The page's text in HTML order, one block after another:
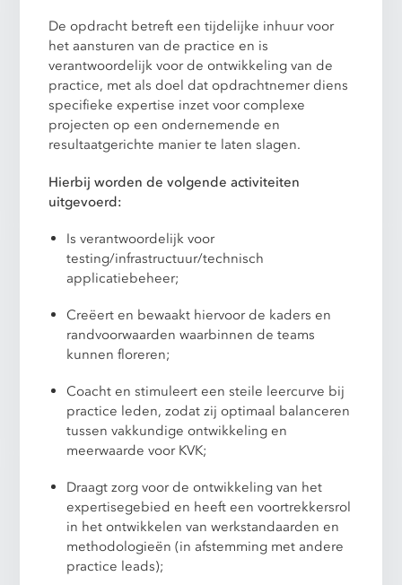
De opdracht betreft een tijdelijke inhuur voor
het aansturen van de practice en is
verantwoordelijk voor de ontwikkeling van de
practice, met als doel dat opdrachtnemer diens
specifieke expertise inzet voor complexe
projecten op een ondernemende en
resultaatgerichte manier te laten slagen.
Hierbij worden de volgende activiteiten
uitgevoerd:
Is verantwoordelijk voor
testing/infrastructuur/technisch
applicatiebeheer;
Creëert en bewaakt hiervoor de kaders en
randvoorwaarden waarbinnen de teams
kunnen floreren;
Coacht en stimuleert een steile leercurve bij
practice leden, zodat zij optimaal balanceren
tussen vakkundige ontwikkeling en
meerwaarde voor KVK;
Draagt zorg voor de ontwikkeling van het
expertisegebied en heeft een voortrekkersrol
in het ontwikkelen van werkstandaarden en
methodologieën (in afstemming met andere
practice leads);